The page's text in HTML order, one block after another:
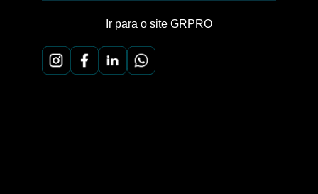
Ir para o site GRPRO